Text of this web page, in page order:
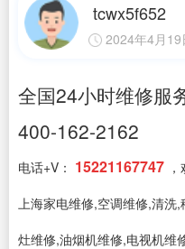
tcwx5f652
2024年4月19
全国24小时维修
400-162-2162
电话+V： 15221167747
上海家电维修,空调维修,清洗
灶维修,油烟机维修,电视机维